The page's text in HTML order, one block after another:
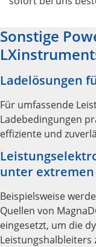
Sonstige
Ladelösungen
Für umfassende
Ladebedingungen
effiziente und
unter
Beispielsweise
Quellen von
eingesetzt, um die
Leistungshalbleiters